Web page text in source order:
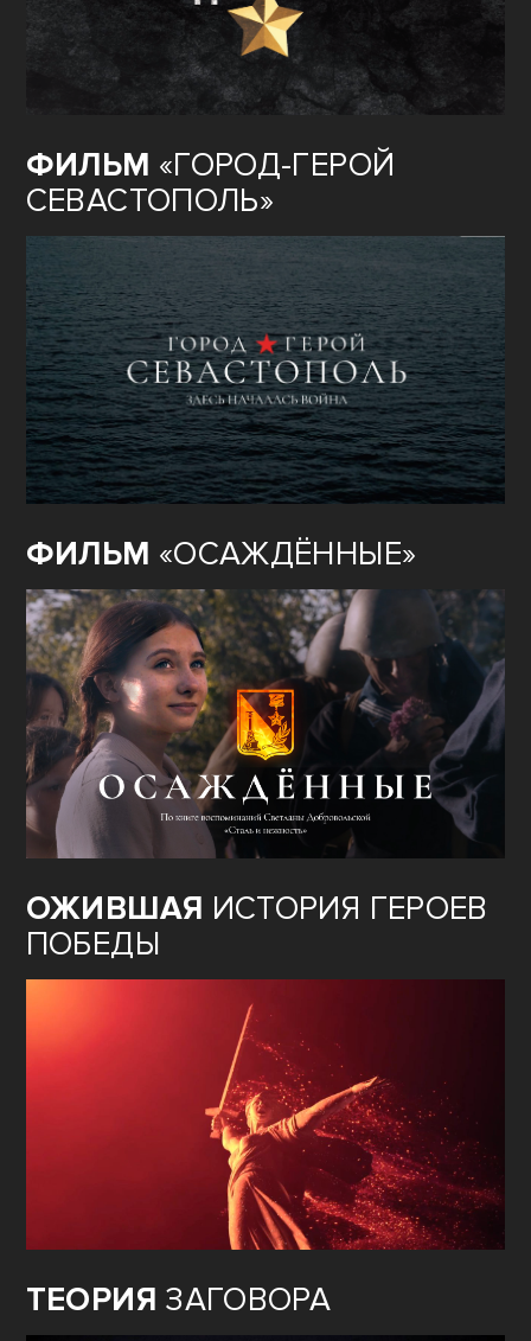
ФИЛЬМ «ГОРОД-ГЕРОЙ
СЕВАСТОПОЛЬ»
ФИЛЬМ «ОСАЖДЁННЫЕ»
ОЖИВШАЯ ИСТОРИЯ ГЕРОЕВ
ПОБЕДЫ
ТЕОРИЯ ЗАГОВОРА